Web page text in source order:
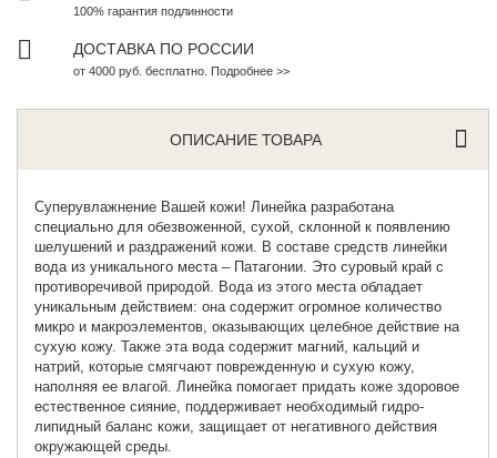
100% гарантия подлинности
ДОСТАВКА ПО РОССИИ
от 4000 руб. бесплатно. Подробнее >>
ОПИСАНИЕ ТОВАРА
Суперувлажнение Вашей кожи! Линейка разработана
специально для обезвоженной, сухой, склонной к появлению
шелушений и раздражений кожи. В составе средств линейки
вода из уникального места – Патагонии. Это суровый край с
противоречивой природой. Вода из этого места обладает
уникальным действием: она содержит огромное количество
микро и макроэлементов, оказывающих целебное действие на
сухую кожу. Также эта вода содержит магний, кальций и
натрий, которые смягчают поврежденную и сухую кожу,
наполняя ее влагой. Линейка помогает придать коже здоровое
естественное сияние, поддерживает необходимый гидро-
липидный баланс кожи, защищает от негативного действия
окружающей среды.